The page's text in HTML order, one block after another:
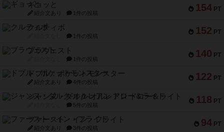
154 PT
ギョッと
紹介文あり 1件の投稿
152 PT
クルティボ
1件の投稿
140 PT
ブラヴェスト
1件の投稿
122 PT
ドブル：ポケットモンスター
紹介文あり 4件の投稿
118 PT
ジャンヌ・ダルク-オルレアン ドロー＆ライト
5件の投稿
94 PT
ファースト・イン・フライト
紹介文あり 3件の投稿